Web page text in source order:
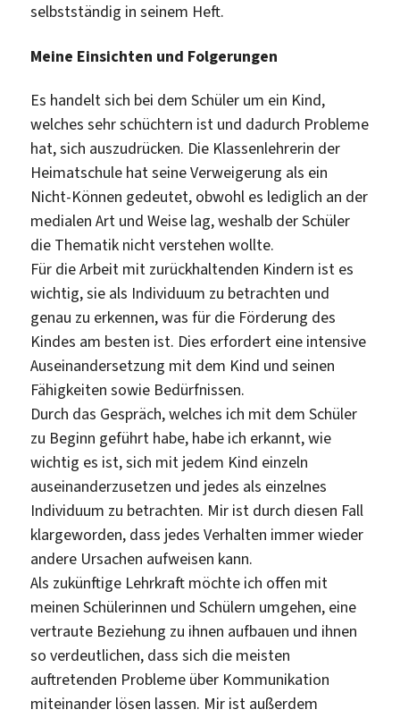
selbstständig in seinem Heft.
Meine Einsichten und Folgerungen
Es handelt sich bei dem Schüler um ein Kind,
welches sehr schüchtern ist und dadurch Probleme
hat, sich auszudrücken. Die Klassenlehrerin der
Heimatschule hat seine Verweigerung als ein
Nicht-Können gedeutet, obwohl es lediglich an der
medialen Art und Weise lag, weshalb der Schüler
die Thematik nicht verstehen wollte.
Für die Arbeit mit zurückhaltenden Kindern ist es
wichtig, sie als Individuum zu betrachten und
genau zu erkennen, was für die Förderung des
Kindes am besten ist. Dies erfordert eine intensive
Auseinandersetzung mit dem Kind und seinen
Fähigkeiten sowie Bedürfnissen.
Durch das Gespräch, welches ich mit dem Schüler
zu Beginn geführt habe, habe ich erkannt, wie
wichtig es ist, sich mit jedem Kind einzeln
auseinanderzusetzen und jedes als einzelnes
Individuum zu betrachten. Mir ist durch diesen Fall
klargeworden, dass jedes Verhalten immer wieder
andere Ursachen aufweisen kann.
Als zukünftige Lehrkraft möchte ich offen mit
meinen Schülerinnen und Schülern umgehen, eine
vertraute Beziehung zu ihnen aufbauen und ihnen
so verdeutlichen, dass sich die meisten
auftretenden Probleme über Kommunikation
miteinander lösen lassen. Mir ist außerdem